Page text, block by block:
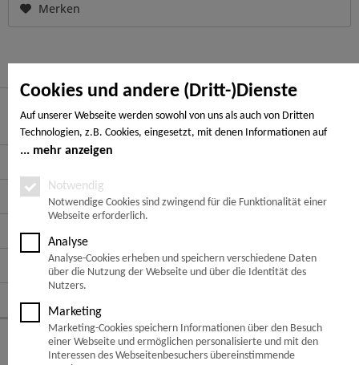
Cookies und andere (Dritt-)Dienste
Auf unserer Webseite werden sowohl von uns als auch von Dritten
Technologien, z.B. Cookies, eingesetzt, mit denen Informationen auf
Ihrem Endgerät gespeichert und/oder von Ihrem Endgerät abgerufen
Notwendige Cookies, Analyse-, Marketing- und Statistik-Cookies. Bei den
notwendigen Cookies handelt es sich um solche, die technisch notwendig
sind, um den von Ihnen gewünschten Dienst bereitzustellen, die übrigen
Cookies werden nur auf Grund einer von Ihnen erteilten Einwilligung
gesetzt. Die Einwilligung ist freiwillig. Personen, die das 16. Lebensjahr
noch nicht vollendet haben, benötigen die Zustimmung der
Sorgeberechtigten. Sie können Ihre Entscheidung jederzeit mit Wirkung
für die Zukunft widerrufen. Rufen Sie dazu lediglich den Cookie-Banner
erneut auf und ändern Sie Ihre Einstellungen entsprechend ab. Im
Rahmen Ihres Besuchs unserer Webseite können möglicherweise auch
noch andere Informationen wie bspw. Ihre IP-Adresse übermittelt und
mehr anzeigen
Notwendig
Notwendige Cookies sind zwingend für die Funktionalität einer
Webseite erforderlich.
Analyse
Analyse-Cookies erheben und speichern verschiedene Daten
über die Nutzung der Webseite und über die Identität des
Nutzers.
Marketing
Marketing-Cookies speichern Informationen über den Besuch
einer Webseite und ermöglichen personalisierte und mit den
Interessen des Webseitenbesuchers übereinstimmende
Merken
Hier finden Sie uns
Service Hotline
Service
Informationen
Zahlungsarten
Folge uns auf:
© Copyright 2026 -